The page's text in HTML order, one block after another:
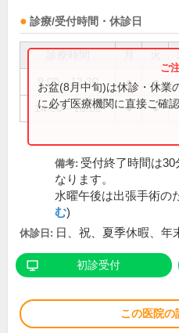
診療/受付時間・休診日
9:00～12:30 ● ●
14:00～18:00 ● ●
お盆(8月中旬)は休診・休業
に必ず医療機関に直接ご確認
備考: 受付終了時間は30
なります。
水曜午後は出張手術の
む)
休診日: 日、祝、夏季休暇、年
初診受付
この医院の